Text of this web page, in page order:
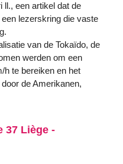
ll., een artikel dat de
lezerskring die vaste
van de Tokaïdo, de
werden om een
h te bereiken en het
de Amerikanen,
37 Liège -